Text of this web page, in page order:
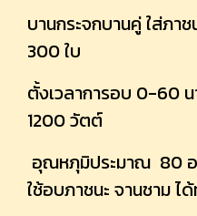
บานกระจกบานคู่ ใส่ภา
300 ใบ
ตั้งเวลาการอบ 0-60
1200 วัตต์
อุณหภุมิประมาณ 80
ใช้อบภาชนะ จานชาม ไ